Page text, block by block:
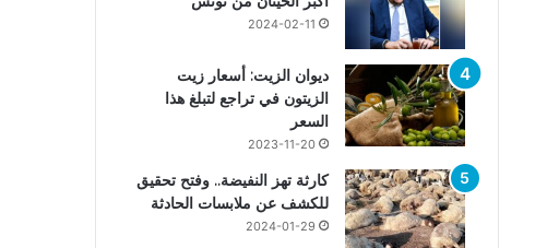
2024-02-11
ديوان الزيت: أسعار زيت
الزيتون في تراجع لتبلغ هذا
السعر
2023-11-20
كارثة تهز النفيضة.. وفتح تحقيق
للكشف عن ملابسات الحادثة
2024-01-29